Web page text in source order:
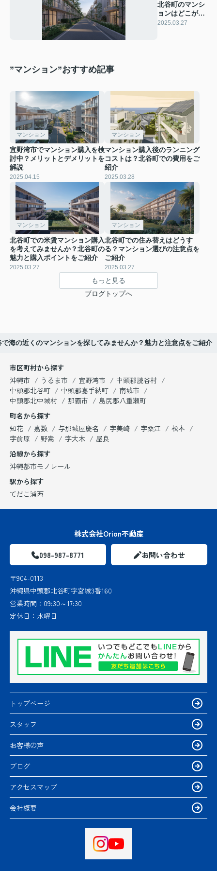
北谷町のマンシ
ョンはどこが人
気？人気エリア
2025.03.27
”マンション”おすすめ記事
マンション
宜野湾市でマンション購入を検
討中？メリットとデメリットを
解説
2025.04.15
マンション
マンション購入後のランニング
コストは？北谷町での費用をご
紹介
2025.03.28
マンション
北谷町での米賃マンション購入
を考えてみませんか？北谷町の
魅力と購入ポイントをご紹介
2025.03.27
マンション
北谷町での住み替えはどうす
る？マンション選びの注意点を
ご紹介
2025.03.27
もっと見る
ブログトップへ
で海の近くのマンションを探してみませんか？魅力と注意点をご紹介
市区町村から探す
沖縄市
うるま市 宜野湾市
中頭郡読谷村
中頭郡北谷町
中頭郡嘉手納町
南城市
中頭郡北中城村
那覇市
島尻郡八重瀬町
町名から探す
知花
嘉数 与那城屋慶名 字美崎 字桑江
松本
字前原
野嵩 字大木
屋良
沿線から探す
沖縄都市モノレール
駅から探す
てだこ浦西
株式会社Orion不動産
098-987-8771 お問い合わせ
〒904-0113
沖縄県中頭郡北谷町字宮城3番160
営業時間： 09:30～17:30
定休日： 水曜日
トップページ
スタッフ
お客様の声
ブログ
アクセスマップ
会社概要